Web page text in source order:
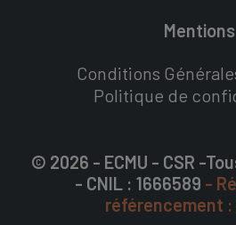
Mentions
Conditions
Politique de
© 2026 - ECMU - CSR -
- CNIL : 1666589 -
référencement :